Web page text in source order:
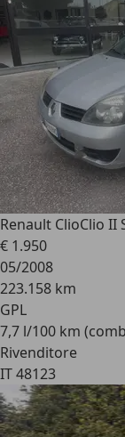
Renault ClioClio II
€ 1.950
05/2008
223.158 km
GPL
7,7 l/100 km
Rivenditore
IT 48123